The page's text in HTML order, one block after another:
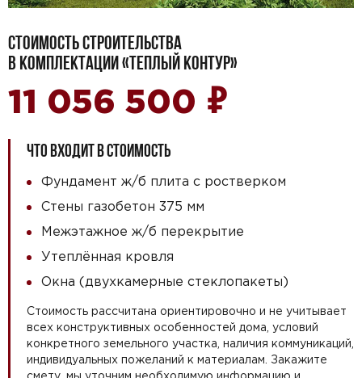
СТОИМОСТЬ СТРОИТЕЛЬСТВА
В КОМПЛЕКТАЦИИ «ТЕПЛЫЙ КОНТУР»
11 056 500 ₽
ЧТО ВХОДИТ В СТОИМОСТЬ
Фундамент ж/б плита с ростверком
Стены газобетон 375 мм
Межэтажное ж/б перекрытие
Утеплённая кровля
Окна (двухкамерные стеклопакеты)
Стоимость рассчитана ориентировочно и не учитывает
всех конструктивных особенностей дома, условий
конкретного земельного участка, наличия коммуникаций,
индивидуальных пожеланий к материалам. Закажите
смету, мы уточним необходимую информацию и